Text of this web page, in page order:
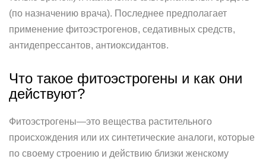
(по назначению врача). Последнее предполагает
применение фитоэстрогенов, седативных средств,
антидепрессантов, антиоксидантов.
Что такое фитоэстрогены и как они
действуют?
Фитоэстрогены—это вещества растительного
происхождения или их синтетические аналоги, которые
по своему строению и действию близки женскому